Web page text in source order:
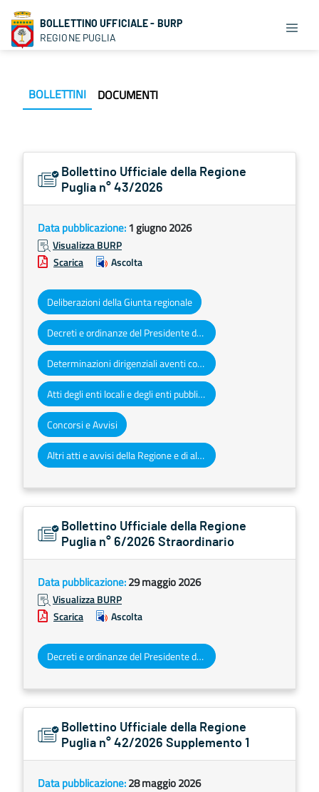
BOLLETTINO UFFICIALE - BURP
REGIONE PUGLIA
BOLLETTINI DOCUMENTI
Bollettino Ufficiale della Regione
Puglia n° 43/2026
Data pubblicazione:1 giugno 2026
Visualizza BURP
Scarica
Ascolta
Deliberazioni della Giunta regionale
Decreti e ordinanze del Presidente della Giunta regionale
Determinazioni dirigenziali aventi contenuto di interesse generale
Atti degli enti locali e degli enti pubblici e privati
Concorsi e Avvisi
Altri atti e avvisi della Regione e di altri enti pubblici che interessano la collettività regionale
Bollettino Ufficiale della Regione
Puglia n° 6/2026 Straordinario
Data pubblicazione:29 maggio 2026
Visualizza BURP
Scarica
Ascolta
Decreti e ordinanze del Presidente della Giunta regionale
Bollettino Ufficiale della Regione
Puglia n° 42/2026 Supplemento 1
Data pubblicazione:28 maggio 2026